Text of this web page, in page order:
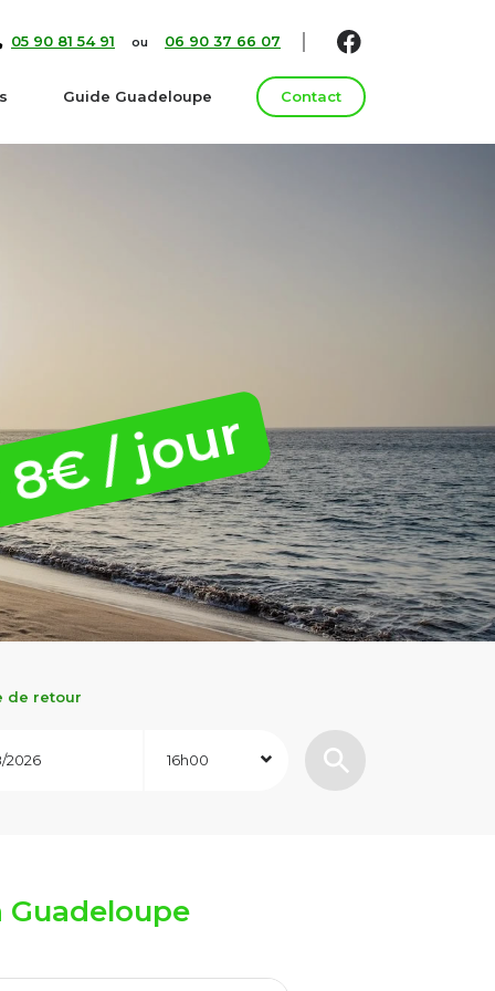
05 90 81 54 91 ou 06 90 37 66 07
Guide Guadeloupe Contact
/ jour
de retour
16h00